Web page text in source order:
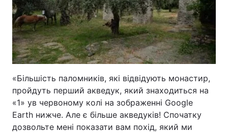
«Більшість паломників, які відвідують монастир,
пройдуть перший акведук, який знаходиться на
«1» ув червоному колі на зображенні Google
Earth нижче. Але є більше акведуків! Спочатку
дозвольте мені показати вам похід, який ми